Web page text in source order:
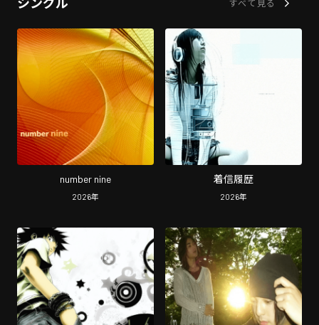
すべて見る
number nine
2026年
着信履歴
2026年